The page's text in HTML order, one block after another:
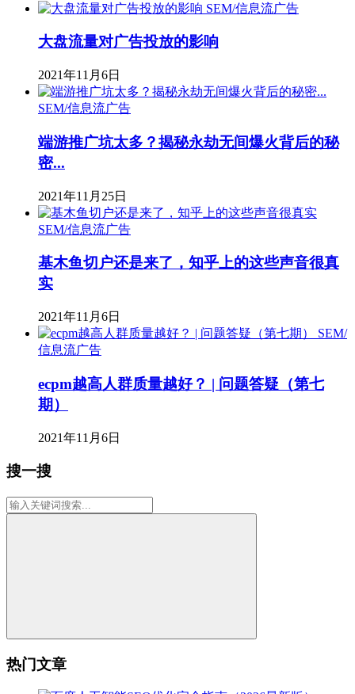
SEM/信息流广告
大盘流量对广告投放的影响
2021年11月6日
SEM/信息流广告
端游推广坑太多？揭秘永劫无间爆火背后的秘
密...
2021年11月25日
SEM/信息流广告
基木鱼切户还是来了，知乎上的这些声音很真
实
2021年11月6日
SEM/
信息流广告
ecpm越高人群质量越好？ | 问题答疑（第七
期）
2021年11月6日
搜一搜
热门文章